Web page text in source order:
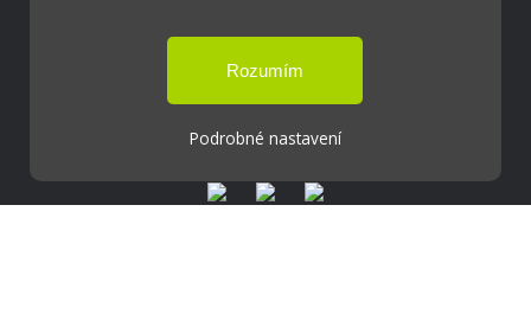
Podrobné nastavení
Cookies